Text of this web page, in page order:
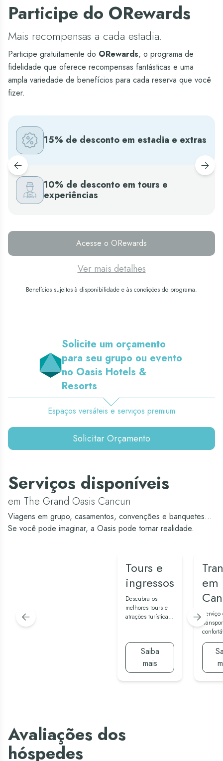
Participe do ORewards
Mais recompensas a cada estadia.
Participe gratuitamente do ORewards, o programa de
fidelidade que oferece recompensas fantásticas e uma
ampla variedade de benefícios para cada reserva que você
fizer.
15% de desconto em estadia e extras
10% de desconto em tours e
experiências
Acesse o ORewards
Ver mais detalhes
Benefícios sujeitos à disponibilidade e às condições do programa.
Solicite um orçamento
para seu grupo ou evento
no Oasis Hotels &
Resorts
Espaços versáteis e serviços premium
Solicitar Orçamento
Serviços disponíveis
em The Grand Oasis Cancun
Viagens em grupo, casamentos, convenções e banquetes...
Se você pode imaginar, a Oasis pode tornar realidade.
Tours e
ingressos
Descubra os
melhores tours e
atrações turísticas
Saiba
mais
em
o
Avaliações dos
hóspedes